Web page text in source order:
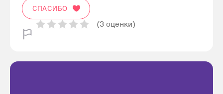
СПАСИБО
(3 оценки)